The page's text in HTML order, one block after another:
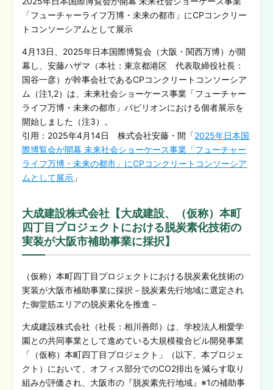
「フューチャーライフ万博・未来の都市」にCPコンクリー
トコンソーシアムとして展示
4月13日、2025年日本国際博覧会（大阪・関西万博）が開
幕し、安藤ハザマ（本社：東京都港区 代表取締役社長：
国谷一彦）が幹事会社であるCPコンクリートコンソーシア
ム（注1,2）は、未来社会ショーケース事業「フューチャー
ライフ万博・未来の都市」パビリオンにおける個者展示を
開始しました（注3）。
引用：2025年4月14日 株式会社安藤・間「2025年日本国
際博覧会が開幕 未来社会ショーケース事業「フューチャー
ライフ万博・未来の都市」にCPコンクリートコンソーシア
ムとして展示 」
大成建設株式会社【大成建設、（仮称）本町
四丁目プロジェクトにおける脱炭素化技術の
実装が大阪市補助事業に採択】
（仮称）本町四丁目プロジェクトにおける脱炭素化技術の
実装が大阪市補助事業に採択－脱炭素先行地域に選定され
た御堂筋エリアの脱炭素化を推進－
大成建設株式会社（社長：相川善郎）は、学校法人相愛学
園との共同事業として進めている大規模複合ビル開発事業
「（仮称）本町四丁目プロジェクト」（以下、本プロジェ
クト）において、オフィス部分でのCO2排出を減らす取り
組みが評価され、大阪市の『脱炭素先行地域』※1の補助事